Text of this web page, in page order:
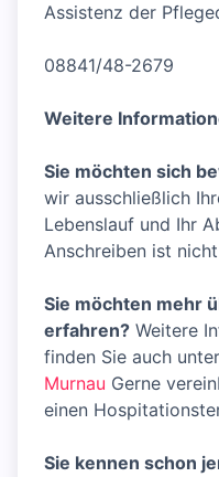
Assistenz der
08841/48-2679
Weitere
Sie möchten sich
wir ausschließlich
Lebenslauf und Ihr
Anschreiben ist
Sie möchten mehr
erfahren? Weitere
finden Sie auch
Murnau Gerne
einen
Sie kennen schon